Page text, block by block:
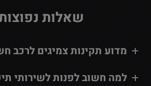
שאלות
מדוע תקינות צמיגים לרכב
למה חשוב לפנות לשירותי